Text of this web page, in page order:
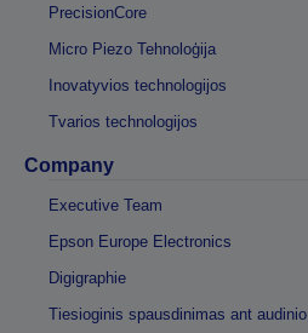
PrecisionCore
Micro Piezo Tehnoloģija
Inovatyvios technologijos
Tvarios technologijos
Company
Executive Team
Epson Europe Electronics
Digigraphie
Tiesioginis spausdinimas ant audinio